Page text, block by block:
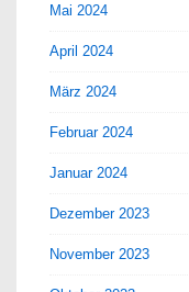
Mai 2024
April 2024
März 2024
Februar 2024
Januar 2024
Dezember 2023
November 2023